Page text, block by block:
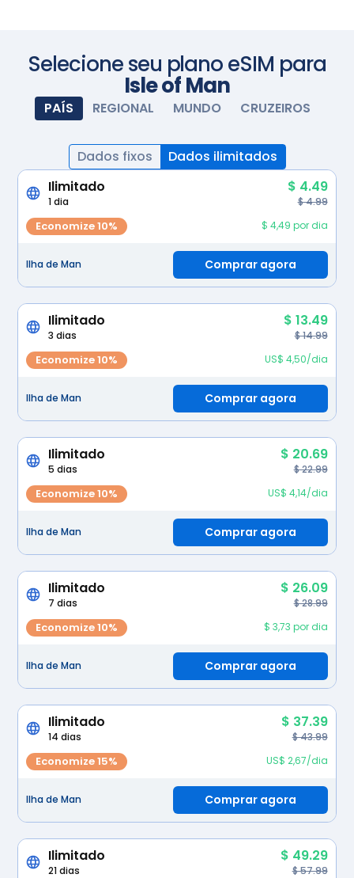
Selecione seu plano eSIM para
Isle of Man
PAÍS REGIONAL MUNDO CRUZEIROS
Dados fixos
Dados ilimitados
Ilimitado
$ 4.49
1 dia $ 4.99
Economize 10% $ 4,49 por dia
Ilha de Man Comprar agora
Ilimitado $ 13.49
3 dias $ 14.99
Economize 10% US$ 4,50/dia
Ilha de Man Comprar agora
Ilimitado $ 20.69
5 dias $ 22.99
Economize 10% US$ 4,14/dia
Ilha de Man Comprar agora
Ilimitado $ 26.09
7 dias $ 28.99
Economize 10% $ 3,73 por dia
Ilha de Man Comprar agora
Ilimitado $ 37.39
14 dias $ 43.99
Economize 15% US$ 2,67/dia
Ilha de Man Comprar agora
Ilimitado $ 49.29
21 dias $ 57.99